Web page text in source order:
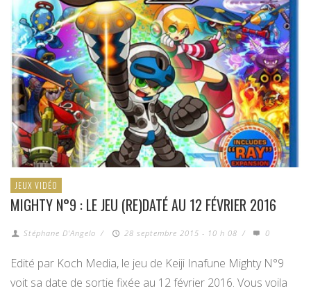
JEUX VIDÉO
MIGHTY N°9 : LE JEU (RE)DATÉ AU 12 FÉVRIER 2016
Stéphane D'Angelo / 28 septembre 2015 - 10 h 08 / 0
Edité par Koch Media, le jeu de Keiji Inafune Mighty N°9
voit sa date de sortie fixée au 12 février 2016. Vous voila